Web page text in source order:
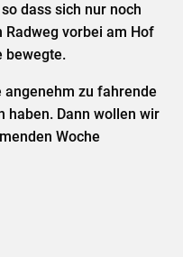
dass sich nur noch
Radweg vorbei am Hof
bewegte.
angenehm zu fahrende
haben. Dann wollen wir
Woche